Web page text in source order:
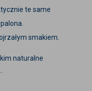
te same
smakiem.
naturalne
a dokładniej